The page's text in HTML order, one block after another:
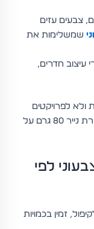
צבעים עזים
שמשלימות את
עיצוב חדרים,
ולא לפרויקטים
מיוחדים יכול לחסוך 30-40% בעלויות בבחירת נייר 80 גרם על
לפי
זמין בכמויות